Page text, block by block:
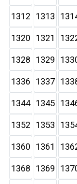
1312 1313
1320 1321
1328 1329
1336 1337
1344 1345
1352 1353
1360 1361
1368 1369